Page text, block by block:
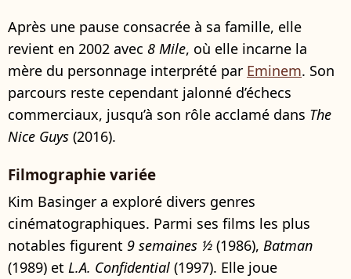
Après une pause consacrée à sa famille, elle
revient en 2002 avec 8 Mile, où elle incarne la
mère du personnage interprété par Eminem. Son
parcours reste cependant jalonné d’échecs
commerciaux, jusqu’à son rôle acclamé dans The
Nice Guys (2016).
Filmographie variée
Kim Basinger a exploré divers genres
cinématographiques. Parmi ses films les plus
notables figurent 9 semaines ½ (1986), Batman
(1989) et L.A. Confidential (1997). Elle joue